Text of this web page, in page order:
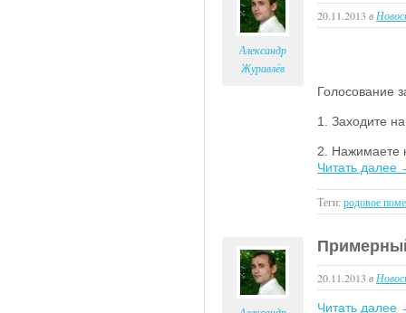
Александр
Журавлёв
20.11.2013 в
Голосование
1. Заходите на
2. Нажимаете
Читать далее
Теги: родовое
20.11.2013 в
Читать далее